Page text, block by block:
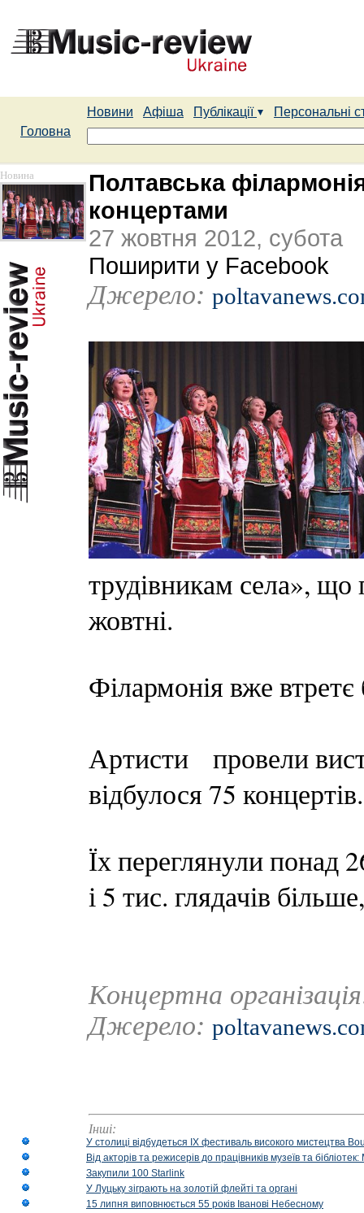
Новини Афіша Публікації
Персональні
Головна
Новина
Полтавська філармонія
концертами
27 жовтня 2012, субота
Поширити у Facebook
Джерело:
трудівникам села», що
жовтні.
Філармонія вже втретє
Артисти провели
відбулося 75 концертів.
Їх переглянули понад
і 5 тис. глядачів
Концертна
Джерело:
Інші:
У столиці відбудеться IX фестиваль високого мистецтва
Від акторів та режисерів до працівників музеїв та
Закупили 100 Starlink
У Луцьку зіграють на золотій флейті та органі
15 липня виповнюється 55 років Іванові Небесному